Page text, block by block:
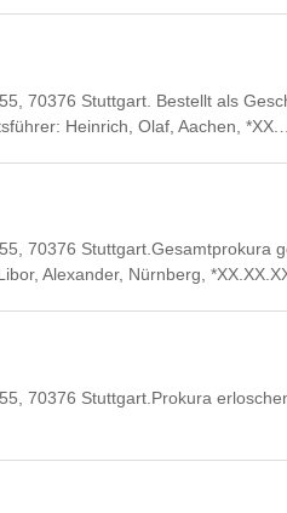
70376 Stuttgart. Bestellt als
Heinrich, Olaf, Aachen, *XX.…
70376 Stuttgart.Gesamtprokura
Alexander, Nürnberg,
70376 Stuttgart.Prokura